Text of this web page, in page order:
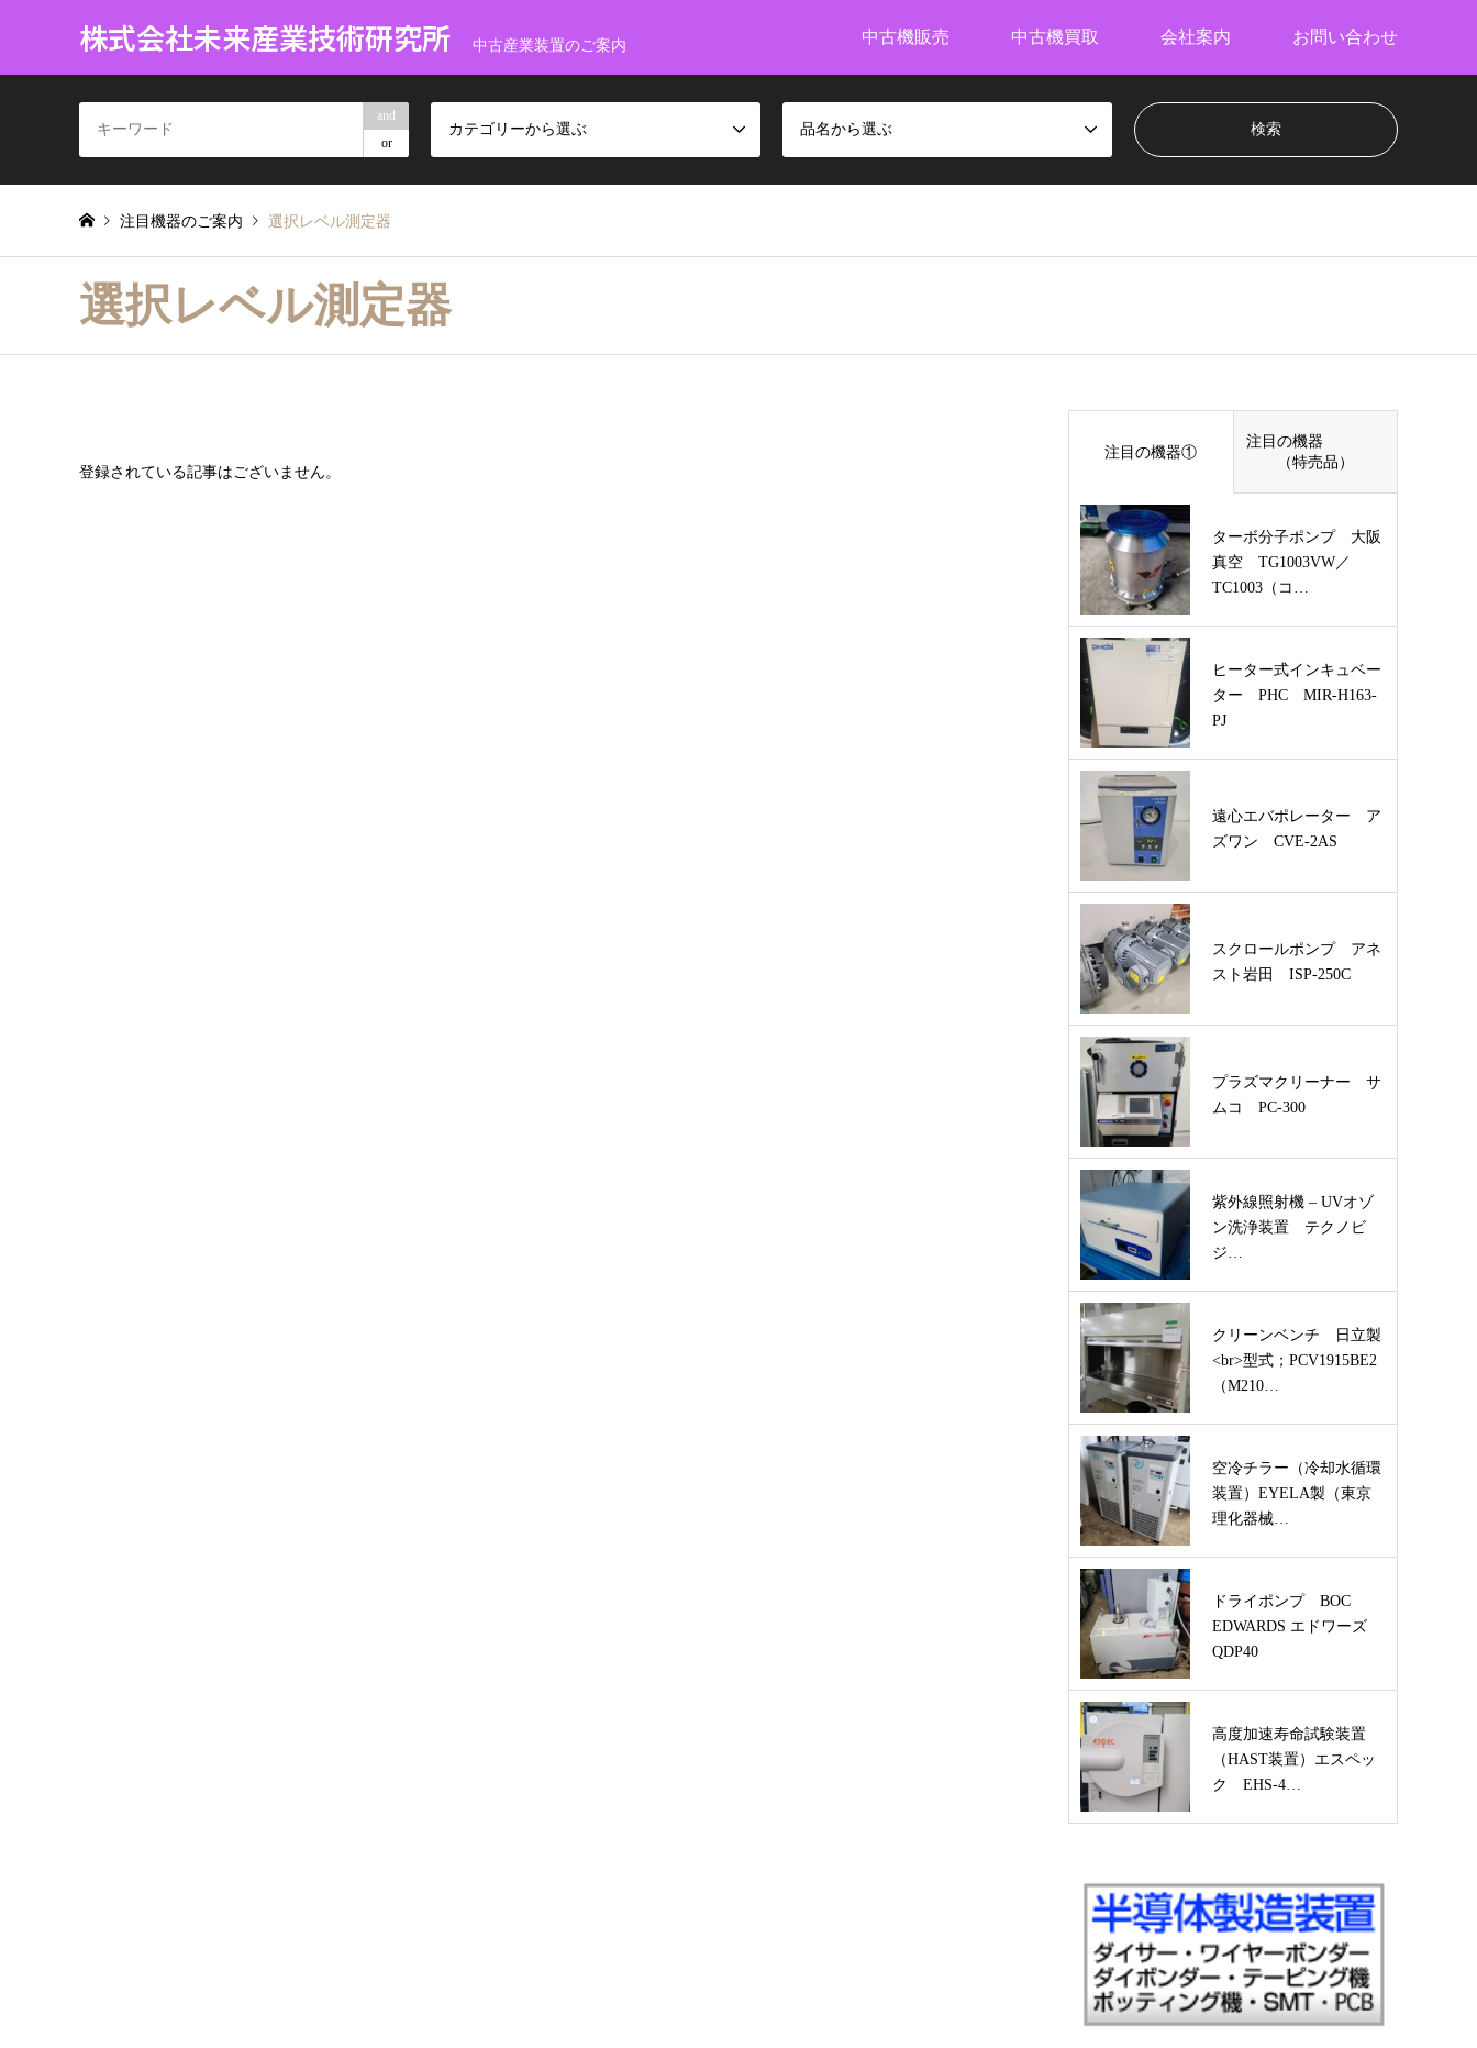
株式会社未来産業技術研究所 中古産業装置のご案内 中古機販売 中古機買取 会社案内 お問い合わせ
and
or
カテゴリーから選ぶ 品名から選ぶ
注目機器のご案内 選択レベル測定器
選択レベル測定器
登録されている記事はございません。
注目の機器①
注目の機器
（特売品）
ターボ分子ポンプ 大阪
真空 TG1003VW／
TC1003（コ…
ヒーター式インキュベー
ター PHC MIR-H163-
PJ
遠心エバポレーター ア
ズワン CVE-2AS
スクロールポンプ アネ
スト岩田 ISP-250C
プラズマクリーナー サ
ムコ PC-300
紫外線照射機 – UVオゾ
ン洗浄装置 テクノビ
ジ…
クリーンベンチ 日立製
<br>型式；PCV1915BE2
（M210…
空冷チラー（冷却水循環
装置）EYELA製（東京
理化器械…
ドライポンプ BOC
EDWARDS エドワーズ
QDP40
高度加速寿命試験装置
（HAST装置）エスペッ
ク EHS-4…